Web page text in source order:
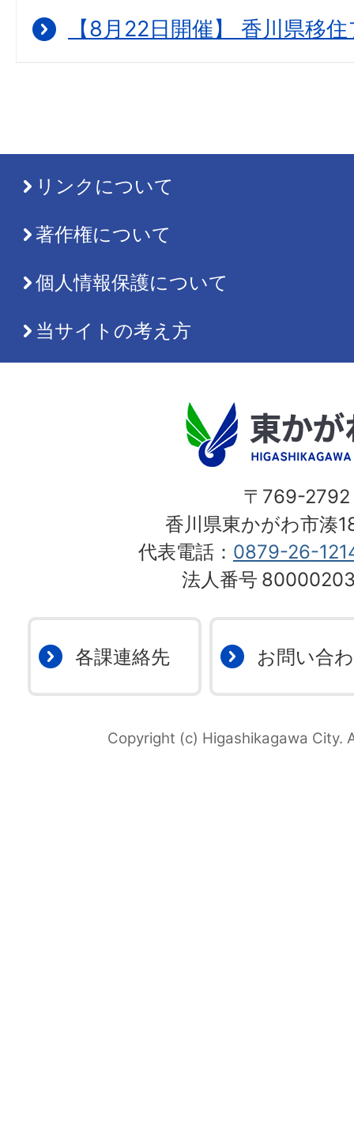
【8月22日開催】 香川県移
リンクについて
著作権について
個人情報保護について
当サイトの考え方
〒769-2792
香川県東かがわ市湊
代表電話： 0879-26-
法人番号
各課連絡先 お問い合
Copyright (c) Higashikagawa City.